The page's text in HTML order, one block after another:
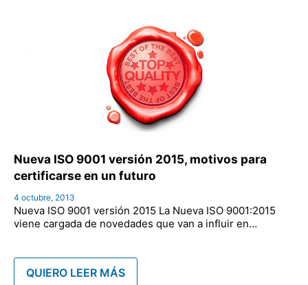
Nueva ISO 9001 versión 2015, motivos para
certificarse en un futuro
4 octubre, 2013
Nueva ISO 9001 versión 2015 La Nueva ISO 9001:2015
viene cargada de novedades que van a influir en…
QUIERO LEER MÁS